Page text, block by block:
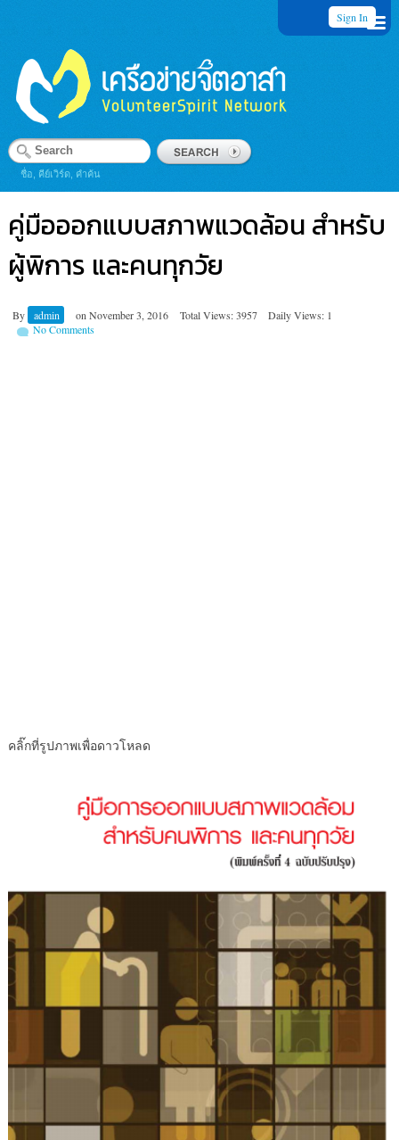
Sign In
ชื่อ, คีย์เวิร์ด, คำค้น
คู่มือออกแบบสภาพแวดล้อน สำหรับ
ผู้พิการ และคนทุกวัย
By admin on November 3, 2016 Total Views: 3957
Daily Views: 1
No Comments
คลิ๊กที่รูปภาพเพื่อดาวโหลด